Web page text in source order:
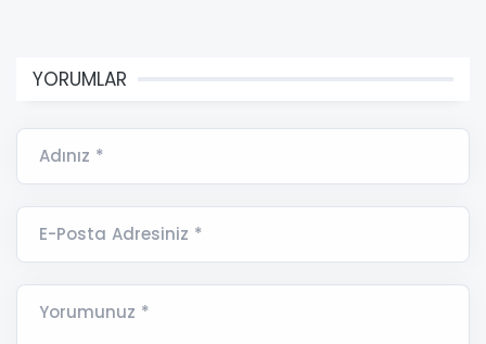
YORUMLAR
Adınız *
E-Posta Adresiniz *
Yorumunuz *